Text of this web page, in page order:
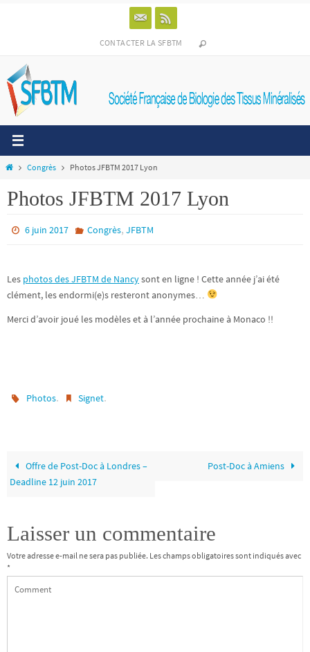
CONTACTER LA SFBTM
HomeCongrès Photos JFBTM 2017 Lyon
Photos JFBTM 2017 Lyon
6 juin 2017 Congrès, JFBTM
Les photos des JFBTM de Nancysont en ligne ! Cette année j’ai été
clément, les endormi(e)s resteront anonymes…
Merci d’avoir joué les modèles et à l’année prochaine à Monaco !!
Photos. Signet.
Offre de Post-Doc à Londres –
Deadline 12 juin 2017
Post-Doc à Amiens
Laisser un commentaire
Votre adresse e-mail ne sera pas publiée. Les champs obligatoires sont indiqués avec
*